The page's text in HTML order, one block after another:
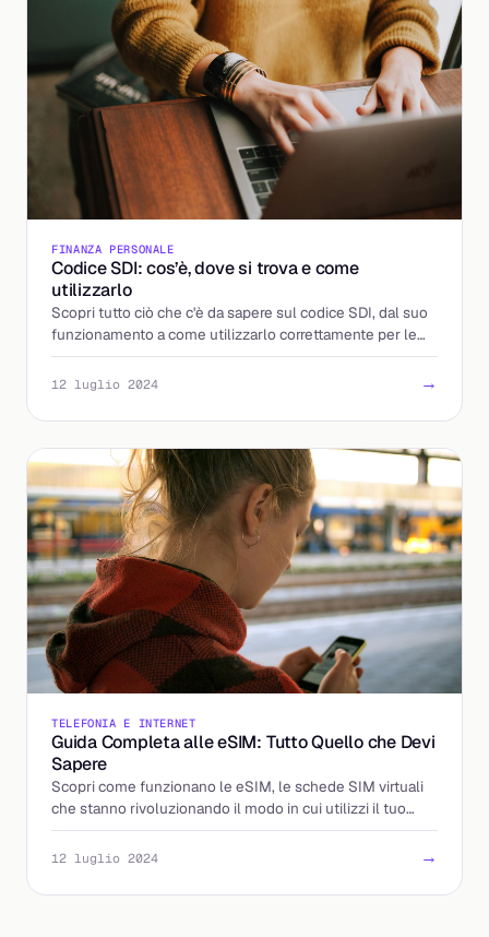
FINANZA PERSONALE
Codice SDI: cos’è, dove si trova e come
utilizzarlo
Scopri tutto ciò che c'è da sapere sul codice SDI, dal suo
funzionamento a come utilizzarlo correttamente per le
fatture elettroniche.
12 luglio 2024 →
TELEFONIA E INTERNET
Guida Completa alle eSIM: Tutto Quello che Devi
Sapere
Scopri come funzionano le eSIM, le schede SIM virtuali
che stanno rivoluzionando il modo in cui utilizzi il tuo
smartphone. Dalla configurazione su dispositivi
12 luglio 2024 →